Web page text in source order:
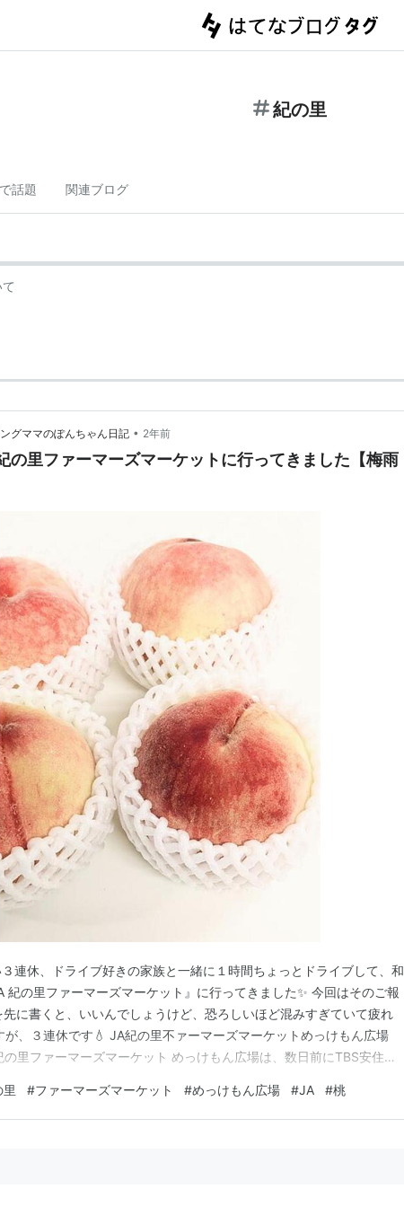
紀の里
話題 関連ブログ
グママのぽんちゃん日記 • 2年前
の里ファーマーズマーケットに行ってきました【梅雨
連休、ドライブ好きの家族と一緒に１時間ちょっとドライブして、和
紀の里ファーマーズマーケット』に行ってきました✨ 今回はそのご報
先に書くと、いいんでしょうけど、恐ろしいほど混みすぎていて疲れ
が、３連休です💧 JA紀の里不ァーマーズマーケットめっけもん広場
里ファーマーズマーケット めっけもん広場は、数日前にTBS安住さ
！ 自宅からだとドライブにもいい距離だし、ドライブがてら桃を買
と家族で行ってきました。 …
#ファーマーズマーケット #めっけもん広場 #JA #桃